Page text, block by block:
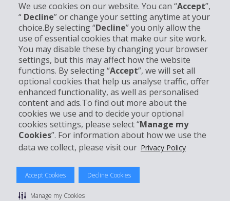
We use cookies on our website. You can “Accept”,
“ Decline” or change your setting anytime at your
choice.By selecting “Decline” you only allow the
use of essential cookies that make our site work.
You may disable these by changing your browser
settings, but this may affect how the website
functions. By selecting “Accept”, we will set all
optional cookies that help us analyse traffic, offer
enhanced functionality, as well as personalised
content and ads.To find out more about the
cookies we use and to decide your optional
cookies settings, please select “Manage my
Cookies”. For information about how we use the
data we collect, please visit our Privacy Policy
Accept Cookies Decline Cookies
Manage my Cookies
Unternehmensinformation
Partner
Kundenservice
Mieten bei Hertz
© 2026 The Hertz System, Inc.
Datenschutzrichtlinie | Nutzungsbedingungen
Sitemap Cookies verwalten